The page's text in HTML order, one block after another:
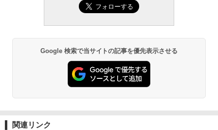
Google 検索で当サイトの記事を優先表示させる
関連リンク